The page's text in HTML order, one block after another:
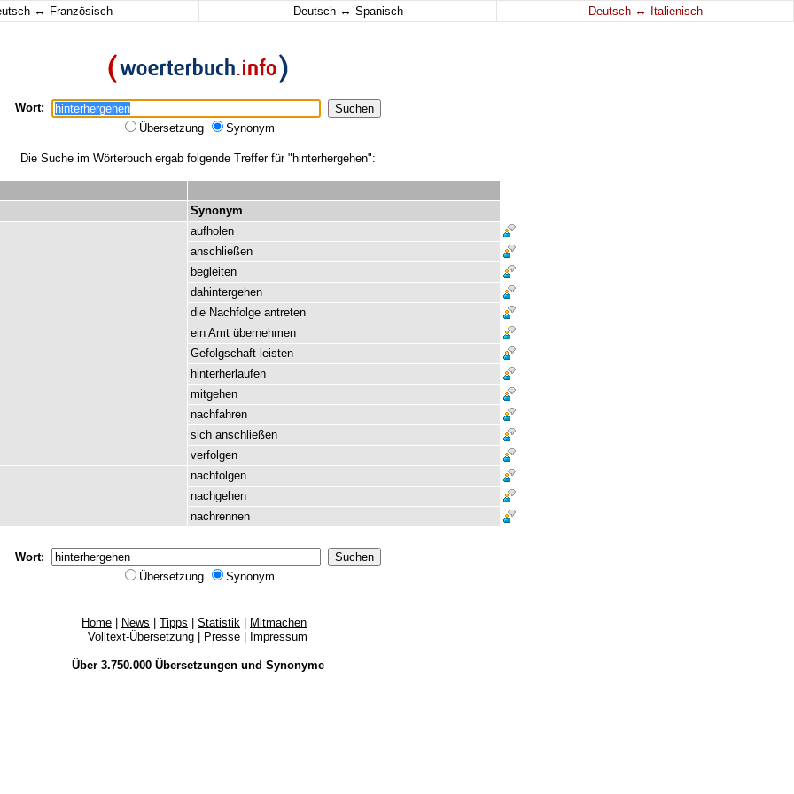
↔ Französisch Deutsch ↔ Spanisch Deutsch ↔ Italienisch
Wort:
Übersetzung
Synonym
Die Suche im Wörterbuch ergab folgende Treffer für "hinterhergehen":
Synonym
aufholen
anschließen
begleiten
dahintergehen
die Nachfolge antreten
ein Amt übernehmen
Gefolgschaft leisten
hinterherlaufen
mitgehen
nachfahren
sich anschließen
verfolgen
nachfolgen
nachgehen
nachrennen
Wort:
Übersetzung
Synonym
Home News Tipps Statistik
Mitmachen
Volltext-Übersetzung
Presse Impressum
Über 3.750.000 Übersetzungenund Synonyme